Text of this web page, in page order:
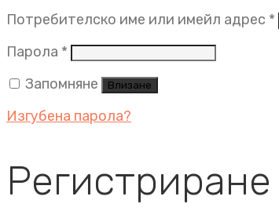
Потребителско име или имейл адрес *
Парола * Задължително
Запомняне
Влизане
Изгубена парола?
Регистриране